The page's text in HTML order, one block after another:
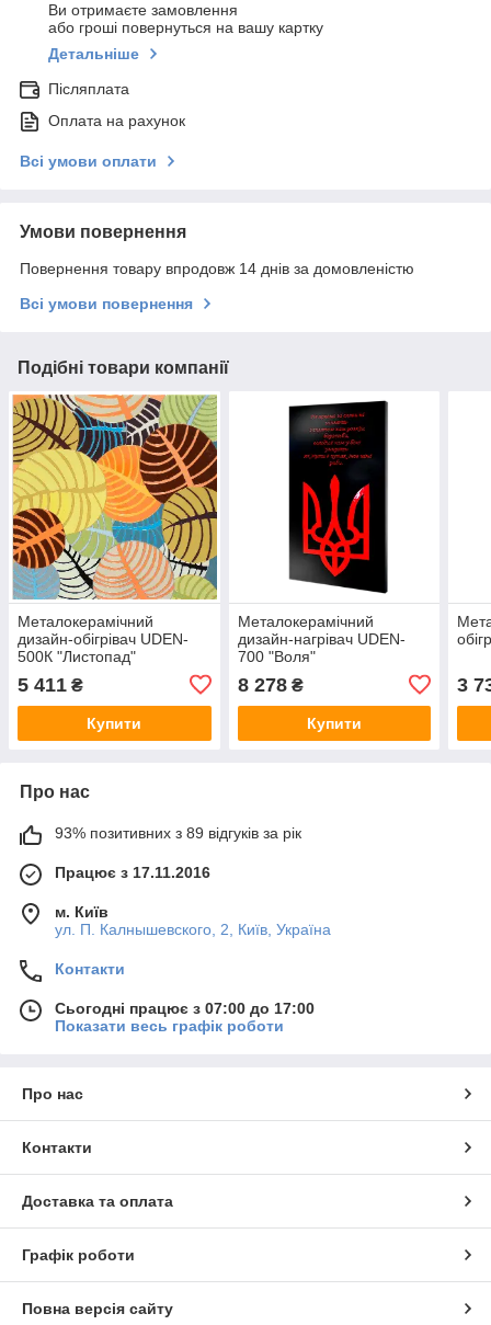
Ви отримаєте замовлення
або гроші повернуться на вашу картку
Детальніше
Післяплата
Оплата на рахунок
Всі умови оплати
Умови повернення
Повернення товару впродовж 14 днів за домовленістю
Всі умови повернення
Подібні товари компанії
Металокерамічний
дизайн-обігрівач UDEN-
500К "Листопад"
5 411 ₴
Купити
Металокерамічний
дизайн-нагрівач UDEN-
700 "Воля"
8 278₴
Купити
3
Про нас
93% позитивних з 89 відгуків за рік
Працює з 17.11.2016
м. Київ
ул. П. Калнышевского, 2, Київ, Україна
Контакти
Сьогодні працює з 07:00 до 17:00
Показати весь графік роботи
Про нас
Контакти
Доставка та оплата
Графік роботи
Повна версія сайту